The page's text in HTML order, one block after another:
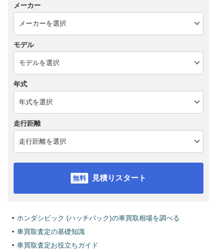
メーカー
モデル
年式
走行距離
見積りスタート
ホンダシビック (ハッチバック)の車買取相場を調べる
車買取査定の基礎知識
車買取査定お役立ちガイド